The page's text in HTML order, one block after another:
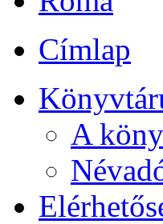
Címlap
A